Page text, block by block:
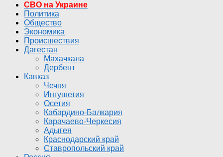
СВО на Украине
Политика
Общество
Экономика
Происшествия
Дагестан
Махачкала
Дербент
Кавказ
Чечня
Ингушетия
Осетия
Кабардино-Балкария
Карачаево-Черкесия
Адыгея
Краснодарский край
Ставропольский край